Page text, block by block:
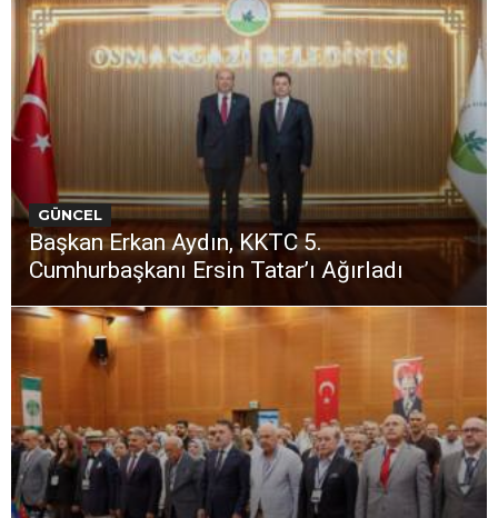
GÜNCEL
Başkan Erkan Aydın, KKTC 5.
Cumhurbaşkanı Ersin Tatar’ı Ağırladı